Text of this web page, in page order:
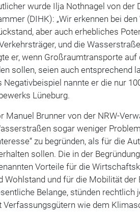
wurde Ilja Nothnagel von der
(DIHK): „Wir erkennen bei
aber auch erhebliches
und die
er, wenn Großraumtransporte
sollen, seien auch entsprechend
Negativbeispiel nannte er die nur
Lüneburg.
Manuel Brunner von der NRW-
sogar weniger
zu begründen, als für die
sollen. Die in der
Vorteile für die
Wohlstand und für die Mobilität der
Belange, stünden rechtlich
Verfassungsgütern wie dem